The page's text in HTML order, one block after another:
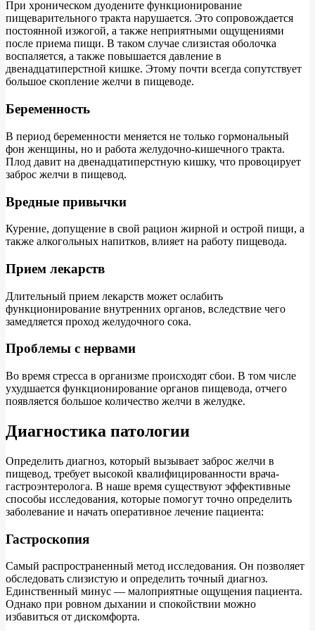
При хроническом дуодените функционирование
пищеварительного тракта нарушается. Это сопровождается
постоянной изжогой, а также неприятными ощущениями
после приема пищи. В таком случае слизистая оболочка
воспаляется, а также повышается давление в
двенадцатиперстной кишке. Этому почти всегда сопутствует
большое скопление желчи в пищеводе.
Беременность
В период беременности меняется не только гормональный
фон женщины, но и работа желудочно-кишечного тракта.
Плод давит на двенадцатиперстную кишку, что провоцирует
заброс желчи в пищевод.
Вредные привычки
Курение, допущение в свой рацион жирной и острой пищи, а
также алкогольных напитков, влияет на работу пищевода.
Прием лекарств
Длительный прием лекарств может ослабить
функционирование внутренних органов, вследствие чего
замедляется проход желудочного сока.
Проблемы с нервами
Во время стресса в организме происходят сбои. В том числе
ухудшается функционирование органов пищевода, отчего
появляется большое количество желчи в желудке.
Диагностика патологии
Определить диагноз, который вызывает заброс желчи в
пищевод, требует высокой квалифицированности врача-
гастроэнтеролога. В наше время существуют эффективные
способы исследования, которые помогут точно определить
заболевание и начать оперативное лечение пациента:
Гастроскопия
Самый распространенный метод исследования. Он позволяет
обследовать слизистую и определить точный диагноз.
Единственный минус — малоприятные ощущения пациента.
Однако при ровном дыхании и спокойствии можно
избавиться от дискомфорта.